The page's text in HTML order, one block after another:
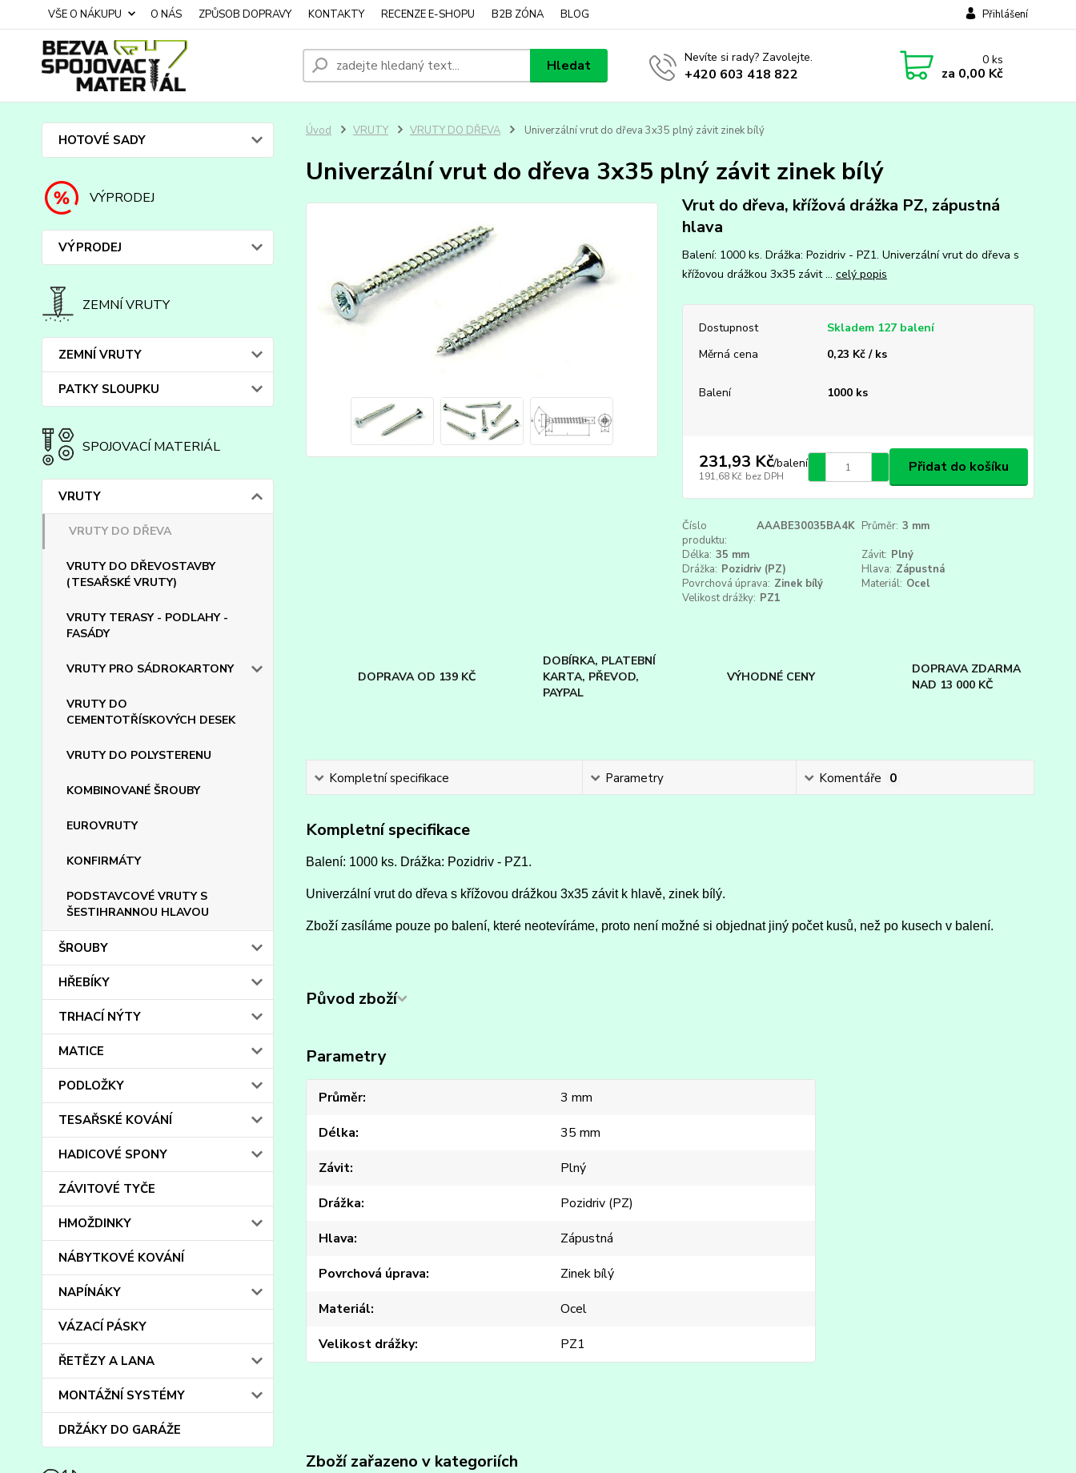
VŠE O NÁKUPU O NÁS ZPŮSOB DOPRAVY KONTAKTY RECENZE E-SHOPU B2B ZÓNA BLOG Přihlášení
Hledat Nevíte si rady? Zavolejte.
+420 603 418 822
0ks
za 0,00 Kč
HOTOVÉ SADY
VÝPRODEJ
VÝPRODEJ
ZEMNÍ VRUTY
ZEMNÍ VRUTY
PATKY SLOUPKU
SPOJOVACÍ MATERIÁL
VRUTY
VRUTY DO DŘEVA
VRUTY DO DŘEVOSTAVBY
(TESAŘSKÉ VRUTY)
VRUTY TERASY - PODLAHY -
FASÁDY
VRUTY PRO SÁDROKARTONY
VRUTY DO
CEMENTOTŘÍSKOVÝCH DESEK
VRUTY DO POLYSTERENU
KOMBINOVANÉ ŠROUBY
EUROVRUTY
KONFIRMÁTY
PODSTAVCOVÉ VRUTY S
ŠESTIHRANNOU HLAVOU
ŠROUBY
HŘEBÍKY
TRHACÍ NÝTY
MATICE
PODLOŽKY
TESAŘSKÉ KOVÁNÍ
HADICOVÉ SPONY
ZÁVITOVÉ TYČE
HMOŽDINKY
NÁBYTKOVÉ KOVÁNÍ
NAPÍNÁKY
VÁZACÍ PÁSKY
ŘETĚZY A LANA
MONTÁŽNÍ SYSTÉMY
DRŽÁKY DO GARÁŽE
Úvod VRUTY VRUTY DO DŘEVA Univerzální vrut do dřeva 3x35 plný závit zinek bílý
Univerzální vrut do dřeva 3x35 plný závit zinek bílý
Vrut do dřeva, křížová drážka PZ, zápustná
hlava
Balení: 1000 ks. Drážka: Pozidriv - PZ1. Univerzální vrut do dřeva s
křížovou drážkou 3x35 závit ... celý popis
Dostupnost
Skladem 127 balení
Měrná cena
0,23 Kč / ks
Balení 1000 ks
231,93 Kč/balení
191,68 Kč bez DPH
Přidat do košíku
Číslo
produktu:
AAABE30035BA4K Průměr: 3 mm
Délka: 35 mm Závit: Plný
Drážka: Pozidriv (PZ) Hlava: Zápustná
Povrchová úprava: Zinek bílý Materiál: Ocel
Velikost drážky: PZ1
DOPRAVA OD 139 KČ
DOBÍRKA, PLATEBNÍ
KARTA, PŘEVOD,
PAYPAL
VÝHODNÉ CENY
DOPRAVA ZDARMA
NAD 13 000 KČ
Kompletní specifikace Parametry Komentáře 0
Kompletní specifikace
Balení: 1000 ks. Drážka: Pozidriv - PZ1.
Univerzální vrut do dřeva s křížovou drážkou 3x35 závit k hlavě, zinek bílý.
Zboží zasíláme pouze po balení, které neotevíráme, proto není možné si objednat jiný počet kusů, než po kusech v balení.
Původ zboží
Parametry
Průměr
3 mm
Délka
35 mm
Závit
Plný
Drážka
Pozidriv (PZ)
Hlava
Zápustná
Povrchová úprava
Zinek bílý
Materiál
Ocel
Velikost drážky
PZ1
Zboží zařazeno v kategoriích